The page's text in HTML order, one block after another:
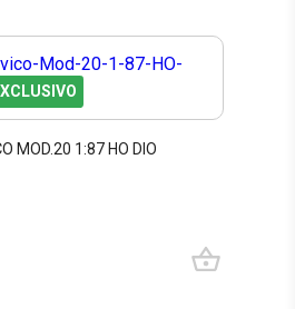
MOD.20 1:87 HO DIO